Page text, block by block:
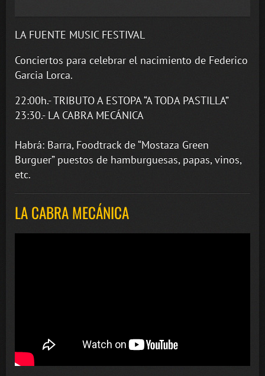
LA FUENTE MUSIC FESTIVAL
Conciertos para celebrar el nacimiento de Federico
Garcia Lorca.
22:00h.- TRIBUTO A ESTOPA “A TODA PASTILLA”
23:30.- LA CABRA MECÁNICA
Habrá: Barra, Foodtrack de “Mostaza Green
Burguer” puestos de hamburguesas, papas, vinos,
etc.
LA CABRA MECÁNICA